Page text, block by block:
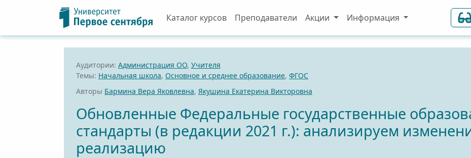
Каталог курсов Преподаватели Акции Информация
Аудитории: Администрация ОО, Учителя
Темы: Начальная школа, Основное и среднее образование, ФГОС
Авторы Бармина Вера Яковлевна, Якушина Екатерина Викторовна
Обновленные Федеральные государственные
стандарты (в редакции 2021 г.): анализируем
реализацию